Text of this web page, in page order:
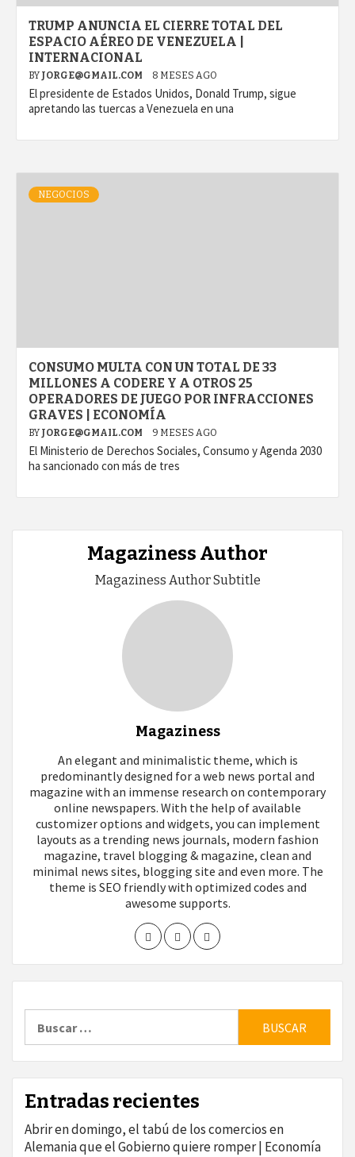
TRUMP ANUNCIA EL CIERRE TOTAL DEL
ESPACIO AÉREO DE VENEZUELA |
INTERNACIONAL
BY JORGE@GMAIL.COM 8 MESES AGO
El presidente de Estados Unidos, Donald Trump, sigue
apretando las tuercas a Venezuela en una
NEGOCIOS
CONSUMO MULTA CON UN TOTAL DE 33
MILLONES A CODERE Y A OTROS 25
OPERADORES DE JUEGO POR INFRACCIONES
GRAVES | ECONOMÍA
BY JORGE@GMAIL.COM 9 MESES AGO
El Ministerio de Derechos Sociales, Consumo y Agenda 2030
ha sancionado con más de tres
Magaziness Author
Magaziness Author Subtitle
Magaziness
An elegant and minimalistic theme, which is
predominantly designed for a web news portal and
magazine with an immense research on contemporary
online newspapers. With the help of available
customizer options and widgets, you can implement
layouts as a trending news journals, modern fashion
magazine, travel blogging & magazine, clean and
minimal news sites, blogging site and even more. The
theme is SEO friendly with optimized codes and
awesome supports.
Entradas recientes
Abrir en domingo, el tabú de los comercios en
Alemania que el Gobierno quiere romper | Economía